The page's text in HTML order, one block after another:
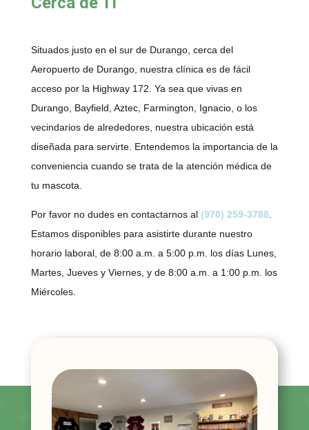
Situados justo en el sur de Durango, cerca del
Aeropuerto de Durango, nuestra clínica es de fácil
acceso por la Highway 172. Ya sea que vivas en
Durango, Bayfield, Aztec, Farmington, Ignacio, o los
vecindarios de alrededores, nuestra ubicación está
diseñada para servirte. Entendemos la importancia de la
conveniencia cuando se trata de la atención médica de
tu mascota.
Por favor no dudes en contactarnos al (970) 259-3788
Estamos disponibles para asistirte durante nuestro
horario laboral, de 8:00 a.m. a 5:00 p.m. los días Lunes,
Martes, Jueves y Viernes, y de 8:00 a.m. a 1:00 p.m. los
Miércoles.